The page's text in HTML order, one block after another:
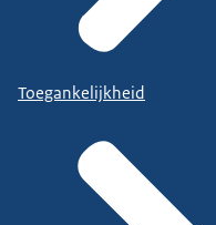
Toegankelijkheid